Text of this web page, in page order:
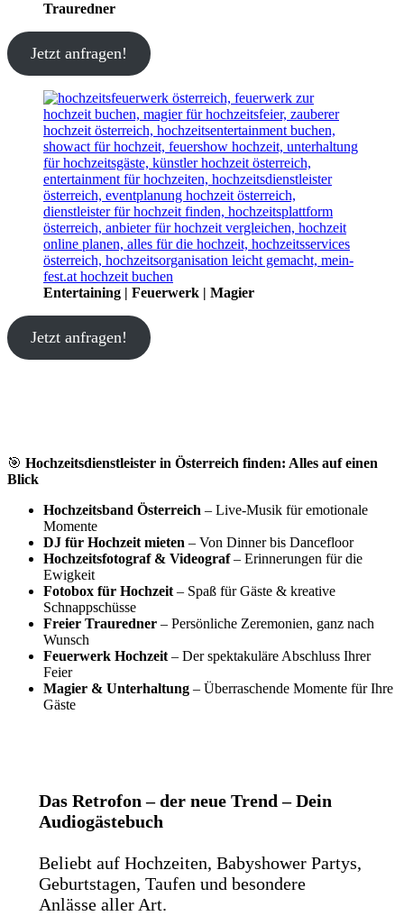
Trauredner
Jetzt anfragen!
Entertaining | Feuerwerk | Magier
Jetzt anfragen!
🎯 Hochzeitsdienstleister in Österreich finden: Alles auf einen
Blick
Hochzeitsband Österreich – Live-Musik für emotionale
Momente
DJ für Hochzeit mieten – Von Dinner bis Dancefloor
Hochzeitsfotograf & Videograf– Erinnerungen für die
Ewigkeit
Fotobox für Hochzeit – Spaß für Gäste & kreative
Schnappschüsse
Freier Trauredner – Persönliche Zeremonien, ganz nach
Wunsch
Feuerwerk Hochzeit – Der spektakuläre Abschluss Ihrer
Feier
Magier & Unterhaltung – Überraschende Momente für Ihre
Gäste
Das Retrofon – der neue Trend – Dein
Audiogästebuch
Beliebt auf Hochzeiten, Babyshower Partys,
Geburtstagen, Taufen und besondere
Anlässe aller Art.